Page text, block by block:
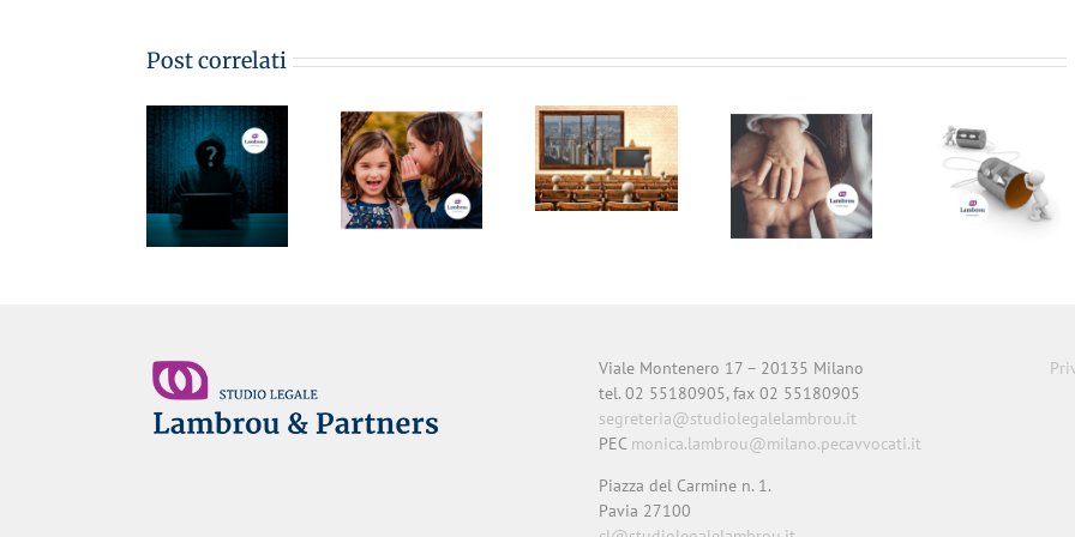
Post correlati
MementoPiù
Whistleblowing:
le
implicazioni
su normativa
231, privacy e
sicurezza sul
di Giuffré
03.04.2023 –
Come
funziona
l’assemblea
sindacale –
SOLE24ORE
24/04/2023 –
Divieto di
licenziamento
e Naspi per i
Tuttolavoro
Indicitalia –
Casi &
Questioni
privacy –
Viale Montenero 17 – 20135 Milano
tel. 02 55180905, fax 02 55180905
segreteria@studiolegalelambrou.it
PEC monica.lambrou@milano.pecavvocati.it
Piazza del Carmine n. 1.
Pavia 27100